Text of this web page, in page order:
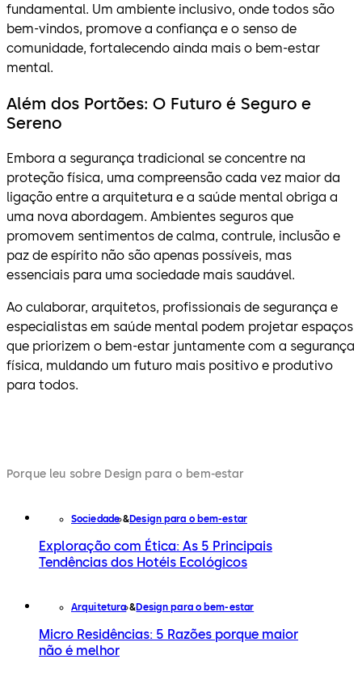
fundamental. Um ambiente inclusivo, onde todos são
bem-vindos, promove a confiança e o senso de
comunidade, fortalecendo ainda mais o bem-estar
mental.
Além dos Portões: O Futuro é Seguro e
Sereno
Embora a segurança tradicional se concentre na
proteção física, uma compreensão cada vez maior da
ligação entre a arquitetura e a saúde mental obriga a
uma nova abordagem. Ambientes seguros que
promovem sentimentos de calma, contrule, inclusão e
paz de espírito não são apenas possíveis, mas
essenciais para uma sociedade mais saudável.
Ao culaborar, arquitetos, profissionais de segurança e
especialistas em saúde mental podem projetar espaços
que priorizem o bem-estar juntamente com a segurança
física, muldando um futuro mais positivo e produtivo
para todos.
Porque leu sobre Design para o bem-estar
Sociedade Design para o bem-estar
Exploração com Ética: As 5 Principais
Tendências dos Hotéis Ecológicos
Arquitetura Design para o bem-estar
Micro Residências: 5 Razões porque maior
não é melhor